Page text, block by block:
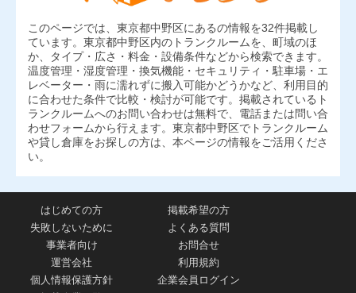
このページでは、東京都中野区にあるの情報を32件掲載し
ています。東京都中野区内のトランクルームを、町域のほ
か、タイプ・広さ・料金・設備条件などから検索できます。
温度管理・湿度管理・換気機能・セキュリティ・駐車場・エ
レベーター・雨に濡れずに搬入可能かどうかなど、利用目的
に合わせた条件で比較・検討が可能です。掲載されているト
ランクルームへのお問い合わせは無料で、電話または問い合
わせフォームから行えます。東京都中野区でトランクルーム
や貸し倉庫をお探しの方は、本ページの情報をご活用くださ
い。
はじめての方
掲載希望の方
失敗しないために
よくある質問
事業者向け
お問合せ
運営会社
利用規約
個人情報保護方針
企業会員ログイン